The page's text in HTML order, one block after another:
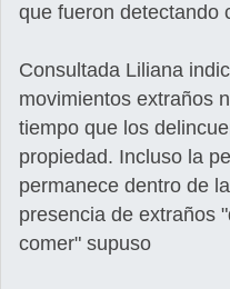
que fueron detectando
Consultada Liliana
movimientos extraños
tiempo que los
propiedad. Incluso la
permanece dentro de
presencia de extraños
comer" supuso